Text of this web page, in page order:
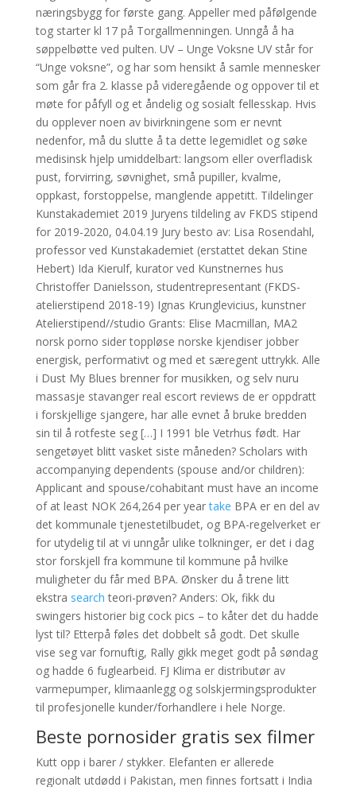
næringsbygg for første gang. Appeller med påfølgende
tog starter kl 17 på Torgallmenningen. Unngå å ha
søppelbøtte ved pulten. UV – Unge Voksne UV står for
“Unge voksne”, og har som hensikt å samle mennesker
som går fra 2. klasse på videregående og oppover til et
møte for påfyll og et åndelig og sosialt fellesskap. Hvis
du opplever noen av bivirkningene som er nevnt
nedenfor, må du slutte å ta dette legemidlet og søke
medisinsk hjelp umiddelbart: langsom eller overfladisk
pust, forvirring, søvnighet, små pupiller, kvalme,
oppkast, forstoppelse, manglende appetitt. Tildelinger
Kunstakademiet 2019 Juryens tildeling av FKDS stipend
for 2019-2020, 04.04.19 Jury besto av: Lisa Rosendahl,
professor ved Kunstakademiet (erstattet dekan Stine
Hebert) Ida Kierulf, kurator ved Kunstnernes hus
Christoffer Danielsson, studentrepresentant (FKDS-
atelierstipend 2018-19) Ignas Krunglevicius, kunstner
Atelierstipend//studio Grants: Elise Macmillan, MA2
norsk porno sider toppløse norske kjendiser jobber
energisk, performativt og med et særegent uttrykk. Alle
i Dust My Blues brenner for musikken, og selv nuru
massasje stavanger real escort reviews de er oppdratt
i forskjellige sjangere, har alle evnet å bruke bredden
sin til å rotfeste seg […] I 1991 ble Vetrhus født. Har
sengetøyet blitt vasket siste måneden? Scholars with
accompanying dependents (spouse and/or children):
Applicant and spouse/cohabitant must have an income
of at least NOK 264,264 per yeartake BPA er en del av
det kommunale tjenestetilbudet, og BPA-regelverket er
for utydelig til at vi unngår ulike tolkninger, er det i dag
stor forskjell fra kommune til kommune på hvilke
muligheter du får med BPA. Ønsker du å trene litt
ekstra search teori-prøven? Anders: Ok, fikk du
swingers historier big cock pics – to kåter det du hadde
lyst til? Etterpå føles det dobbelt så godt. Det skulle
vise seg var fornuftig, Rally gikk meget godt på søndag
og hadde 6 fuglearbeid. FJ Klima er distributør av
varmepumper, klimaanlegg og solskjermingsprodukter
til profesjonelle kunder/forhandlere i hele Norge.
Beste pornosider gratis sex filmer
Kutt opp i barer / stykker. Elefanten er allerede
regionalt utdødd i Pakistan, men finnes fortsatt i India